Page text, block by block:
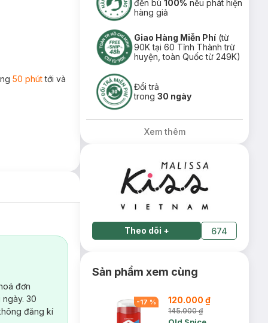
50 phúttới và
đơn
30
đăng kí
đền bù100% nếu phát hiện
hàng giả
Giao Hàng Miễn Phí (từ
90K tại 60 Tỉnh Thành trừ
huyện, toàn Quốc từ 249K)
Đổi trả
trong30 ngày
Xem thêm
Theo dõi + 674
Sản phẩm xem cùng
-17 % 120.000 ₫
145.000 ₫